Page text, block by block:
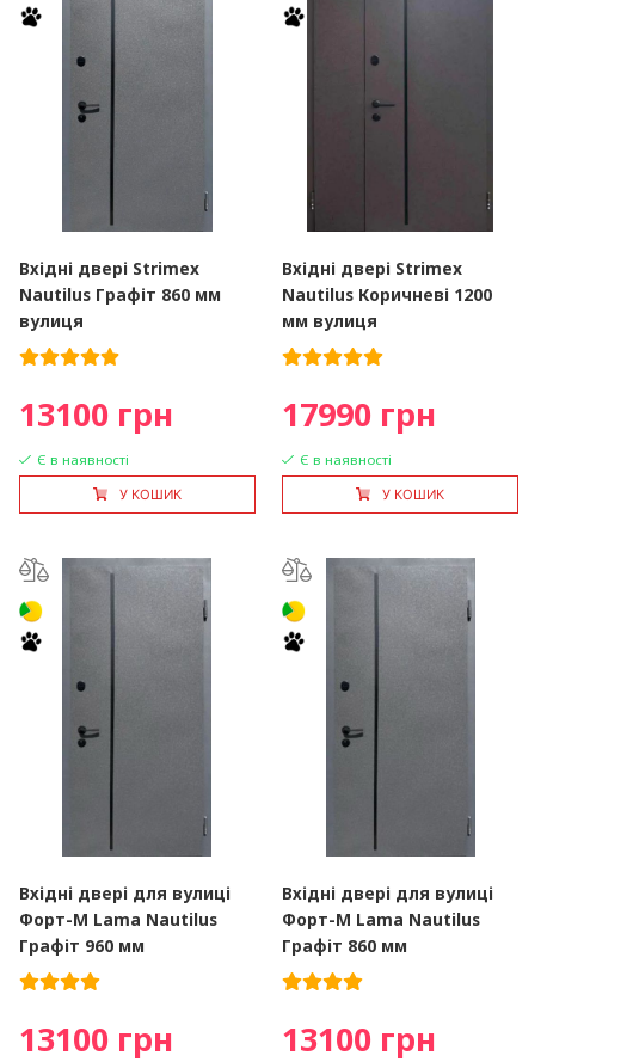
Вхідні двері Strimex
Nautilus Графіт 860 мм
вулиця
13100 грн
Є в наявності
У КОШИК
Вхідні двері Strimex
Nautilus Коричневі 1200
мм вулиця
17990 грн
Є в наявності
У КОШИК
Вхідні двері для вулиці
Форт-М Lama Nautilus
Графіт 960 мм
13100 грн
Вхідні двері для вулиці
Форт-М Lama Nautilus
Графіт 860 мм
13100 грн